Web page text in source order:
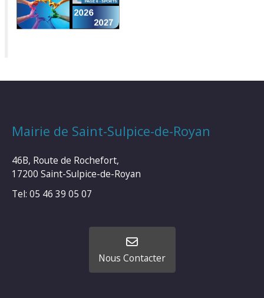
Mairie de Saint-Sulpice-de-Royan
46B, Route de Rochefort,
17200 Saint-Sulpice-de-Royan
Tel: 05 46 39 05 07
Nous Contacter